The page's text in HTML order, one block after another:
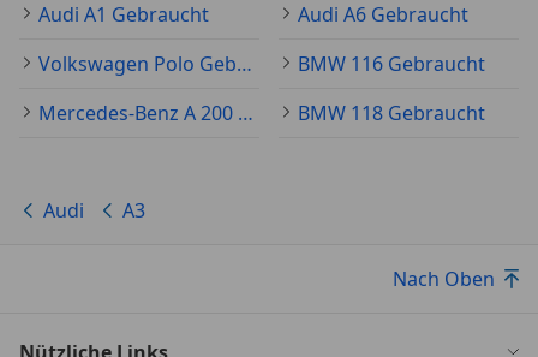
Reserverad als Notrad
Schadstoffarm nach Abgasnorm Euro 6
Sitzbezug / Polsterung: Stoff Rallye
Wagenheber
Audi connect (Internetbasierende Dienste)
Dachhimmel Stoff, schwarz
Audi A1 Gebraucht
Audi A6 Gebraucht
Volkswagen Polo Gebraucht
BMW 116 Gebraucht
Mercedes-Benz A 200 Gebraucht
BMW 118 Gebraucht
Audi A3
Nach Oben